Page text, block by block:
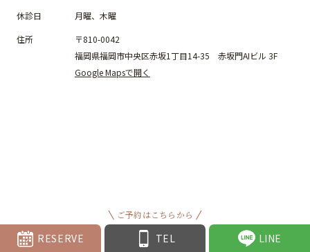
ご予約はこちらから
RESERVE TEL LINE
休診日
月曜、木曜
住所
〒810-0042
福岡県福岡市中央区赤坂1丁目14-35 赤坂門AIビル 3F
Google Mapsで開く